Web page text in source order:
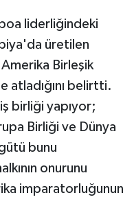
liderliğindeki
üretilen
Amerika Birleşik
belirtti.
birliği yapıyor;
Birliği ve Dünya
bunu
onurunu
imparatorluğunun